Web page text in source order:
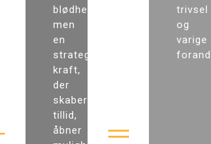
blødhed,
men
en
strategisk
kraft,
der
skaber
tillid,
åbner
trivsel
og
varige